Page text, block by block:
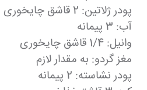
پودر ژلاتین: 2 قاشق چایخوری
آب: 3 پیمانه
وانیل: 1/4 قاشق چایخوری
مغز گردو: به مقدار لازم
پودر نشاسته: 2 پیمانه